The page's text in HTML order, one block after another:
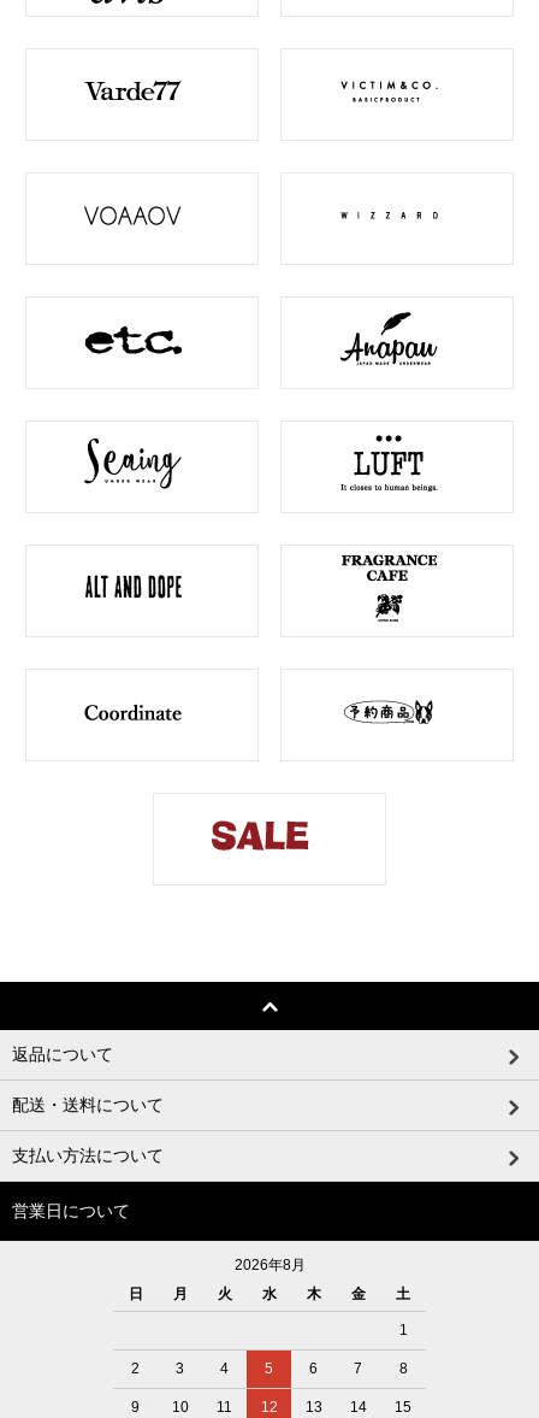
返品について
配送・送料について
支払い方法について
営業日について
2026年8月
日
月 火 水 木 金 土
1
2 3 4 5 6 7 8
9 10 11 12 13 14 15